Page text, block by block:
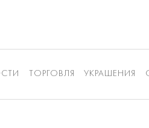
ТОРГОВЛЯ УКРАШЕНИЯ